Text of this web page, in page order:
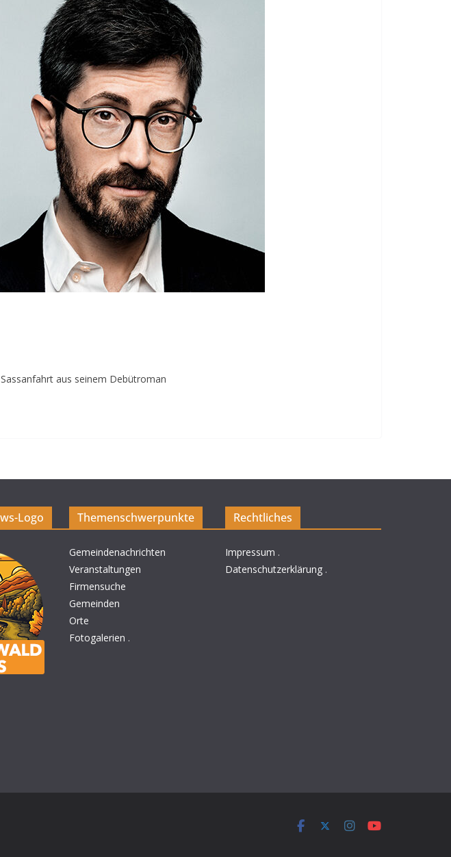
aus seinem Debütroman
Logo Themenschwerpunkte
Gemeindenachrichten
Veranstaltungen
Firmensuche
Gemeinden
Orte
Fotogalerien .
Rechtliches
Impressum .
Datenschutzerklärung .